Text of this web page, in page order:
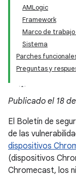
AMLogic
Framework
Marco de
Sistema
Parches
Preguntas y
Publicado el 18
El Boletín de
de las
dispositivos
(dispositivos
Chromecast, los